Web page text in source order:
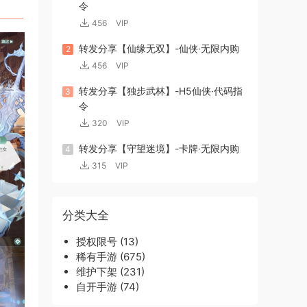
令
456 VIP
2 转发分享【仙缘无双】-仙侠·无限内购
456 VIP
3
转发分享【独步武林】-H5仙侠·代码指
令
320 VIP
4 转发分享【守望迷境】-卡牌·无限内购
315 VIP
分类大全
授权限号 (13)
稀有手游 (675)
维护下架 (231)
自开手游 (74)